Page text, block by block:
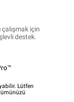
çalışmak için
destek.
Lütfen